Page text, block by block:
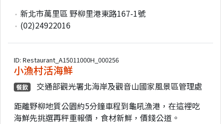
新北市萬里區 野柳里港東路167-1號
(02)24922016
ID: Restaurant_A15011000H_000256
小漁村活海鮮
餐飲
交通部觀光署北海岸及觀音山國家風景區管理處
距離野柳地質公園約5分鐘車程到龜吼漁港，在這裡吃
海鮮先挑選再秤重報價，食材新鮮，價錢公道。